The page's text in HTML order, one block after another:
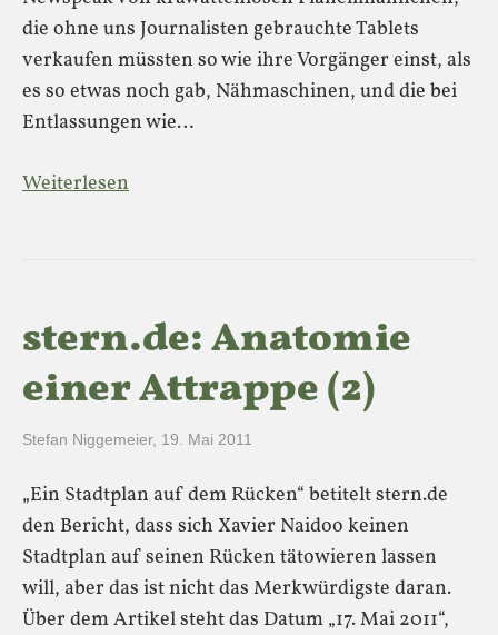
die ohne uns Journalisten gebrauchte Tablets
verkaufen müssten so wie ihre Vorgänger einst, als
es so etwas noch gab, Nähmaschinen, und die bei
Entlassungen wie…
Weiterlesen
stern.de: Anatomie
einer Attrappe (2)
Stefan Niggemeier, 19. Mai 2011
„Ein Stadtplan auf dem Rücken“ betitelt stern.de
den Bericht, dass sich Xavier Naidoo keinen
Stadtplan auf seinen Rücken tätowieren lassen
will, aber das ist nicht das Merkwürdigste daran.
Über dem Artikel steht das Datum „17. Mai 2011“,